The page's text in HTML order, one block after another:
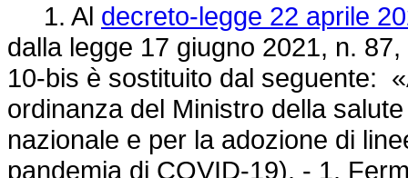
1. Al decreto-legge 22 aprile
dalla legge 17 giugno 2021, n.
10-bis è sostituito dal seguente:
ordinanza del Ministro della
nazionale e per la adozione di
pandemia di COVID-19). - 1.